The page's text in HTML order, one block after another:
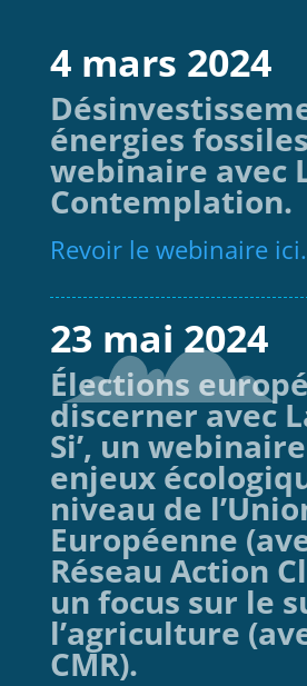
4 mars 2024
énergies
webinaire avec
Contemplation.
Revoir le webinaire ici.
23 mai 2024
Élections
discerner avec
Si’, un
enjeux
niveau de
Européenne
Réseau Action
un focus sur le
l’agriculture
CMR).